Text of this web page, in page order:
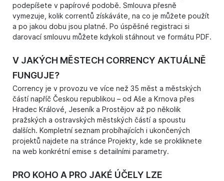
podepíšete v papírové podobě. Smlouva přesně
vymezuje, kolik correntů získáváte, na co je můžete použít
a po jakou dobu jsou platné. Po úspěšné registraci si
darovací smlouvu můžete kdykoli stáhnout ve formátu PDF.
V JAKÝCH MĚSTECH CORRENCY AKTUÁLNĚ
FUNGUJE?
Corrency je v provozu ve více než 35 měst a městských
částí napříč Českou republikou – od Aše a Krnova přes
Hradec Králové, Jeseník a Prostějov až po několik
pražských a ostravských městských částí a spoustu
dalších. Kompletní seznam probíhajících i ukončených
projektů najdete na stránce Projekty , kde se prokliknete
na web konkrétní emise s detailními parametry.
PRO KOHO A PRO JAKÉ ÚČELY LZE